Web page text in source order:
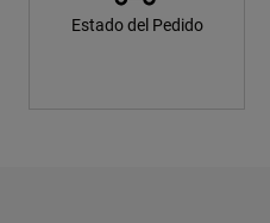
Estado del Pedido